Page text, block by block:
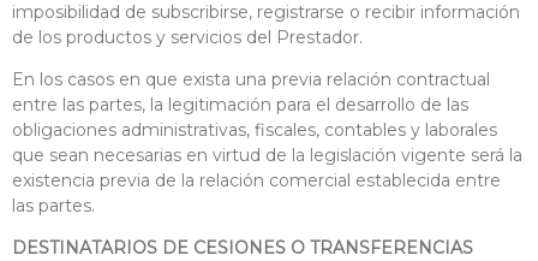
imposibilidad de subscribirse, registrarse o recibir información
de los productos y servicios del Prestador.
En los casos en que exista una previa relación contractual
entre las partes, la legitimación para el desarrollo de las
obligaciones administrativas, fiscales, contables y laborales
que sean necesarias en virtud de la legislación vigente será la
existencia previa de la relación comercial establecida entre
las partes.
DESTINATARIOS DE CESIONES O TRANSFERENCIAS